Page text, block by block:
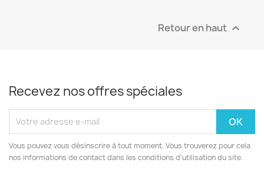
Retour en haut 
Recevez nos offres spéciales
Vous pouvez vous désinscrire à tout moment. Vous trouverez pour cela
nos informations de contact dans les conditions d'utilisation du site.